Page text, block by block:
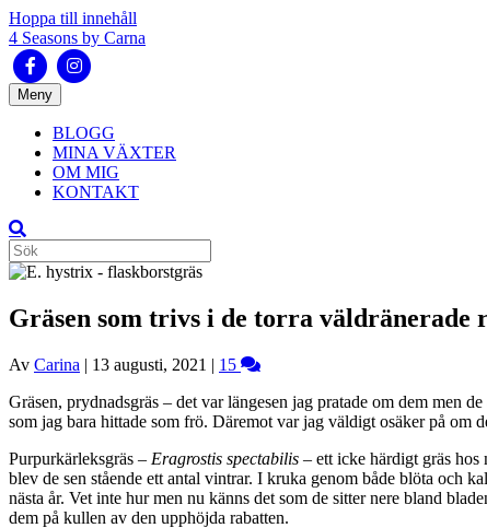
Hoppa till innehåll
4 Seasons by Carna
FacebookInstagram
Meny
BLOGG
MINA VÄXTER
OM MIG
KONTAKT
Gräsen som trivs i de torra väldränerade
Av Carina | 13 augusti, 2021 | 15
Gräsen, prydnadsgräs – det var längesen jag pratade om dem men
som jag bara hittade som frö. Däremot var jag väldigt osäker på om
Purpurkärleksgräs – Eragrostis spectabilis – ett icke härdigt gräs
blev de sen stående ett antal vintrar. I kruka genom både blöta och
nästa år. Vet inte hur men nu känns det som de sitter nere bland
dem på kullen av den upphöjda rabatten.